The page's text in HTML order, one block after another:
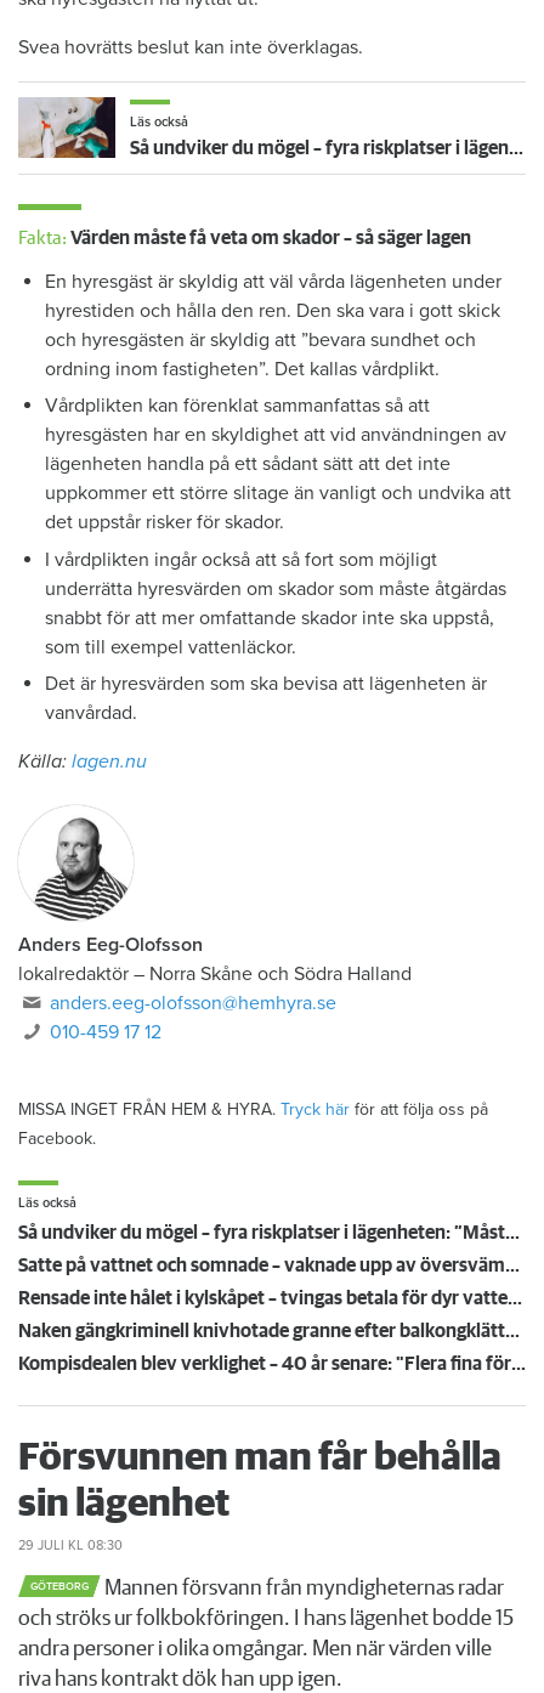
Svea hovrätts beslut kan inte överklagas.
Läs också
Så undviker du mögel – fyra riskplatser i lägenheten: ”Måste städa bort”
Fakta: Värden måste få veta om skador – så säger lagen
En hyresgäst är skyldig att väl vårda lägenheten under
hyrestiden och hålla den ren. Den ska vara i gott skick
och hyresgästen är skyldig att ”bevara sundhet och
ordning inom fastigheten”. Det kallas vårdplikt.
Vårdplikten kan förenklat sammanfattas så att
hyresgästen har en skyldighet att vid användningen av
lägenheten handla på ett sådant sätt att det inte
uppkommer ett större slitage än vanligt och undvika att
det uppstår risker för skador.
I vårdplikten ingår också att så fort som möjligt
underrätta hyresvärden om skador som måste åtgärdas
snabbt för att mer omfattande skador inte ska uppstå,
som till exempel vattenläckor.
Det är hyresvärden som ska bevisa att lägenheten är
vanvårdad.
Källa: lagen.nu
Anders Eeg-Olofsson
lokalredaktör – Norra Skåne och Södra Halland
anders.eeg-olofsson@hemhyra.se
010-459 17 12
MISSA INGET FRÅN HEM & HYRA. Tryck här för att följa oss på
Facebook.
Läs också
Så undviker du mögel – fyra riskplatser i lägenheten: ”Måste städa bort”
Satte på vattnet och somnade – vaknade upp av översvämning hos grannen
Rensade inte hålet i kylskåpet – tvingas betala för dyr vattenskada
Naken gängkriminell knivhotade granne efter balkongklättring
Kompisdealen blev verklighet – 40 år senare: "Flera fina fördelar med att dela bostad"
Försvunnen man får behålla
sin lägenhet
29 JULI KL 08:30
GÖTEBORG
Mannen försvann från myndigheternas radar
och ströks ur folkbokföringen. I hans lägenhet bodde 15
andra personer i olika omgångar. Men när värden ville
riva hans kontrakt dök han upp igen.